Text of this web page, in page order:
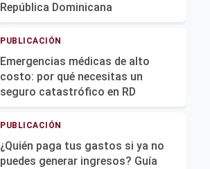
República Dominicana
PUBLICACIÓN
Emergencias médicas de alto
costo: por qué necesitas un
seguro catastrófico en RD
PUBLICACIÓN
¿Quién paga tus gastos si ya no
puedes generar ingresos? Guía